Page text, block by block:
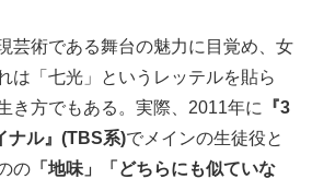
芸術である舞台の魅力に目覚め、女
は「七光」というレッテルを貼ら
き方でもある。実際、2011年に
『3
ナル』(TBS系)でメインの生徒役と
の 「地味」「どちらにも似ていな